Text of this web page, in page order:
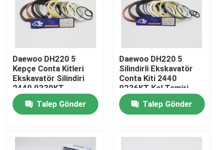
Ev
Daewoo DH220 5
Kepçe Conta Kitleri
Ekskavatör Silindiri
2440 9339KT
Talep Gönder
Daewoo DH220 5
Silindirli Ekskavatör
Conta Kiti 2440
9236KT Kol Tamiri
Talep Gönder